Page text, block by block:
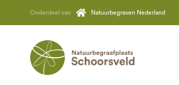
Onderdeel van Natuurbegraven Nederland